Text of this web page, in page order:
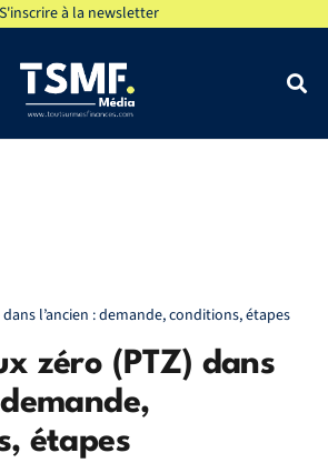
S'inscrire à la newsletter
l’ancien : demande, conditions, étapes
zéro (PTZ) dans
étapes